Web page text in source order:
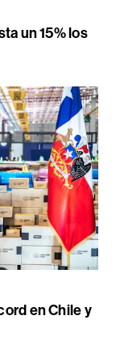
un 15% los
en Chile y